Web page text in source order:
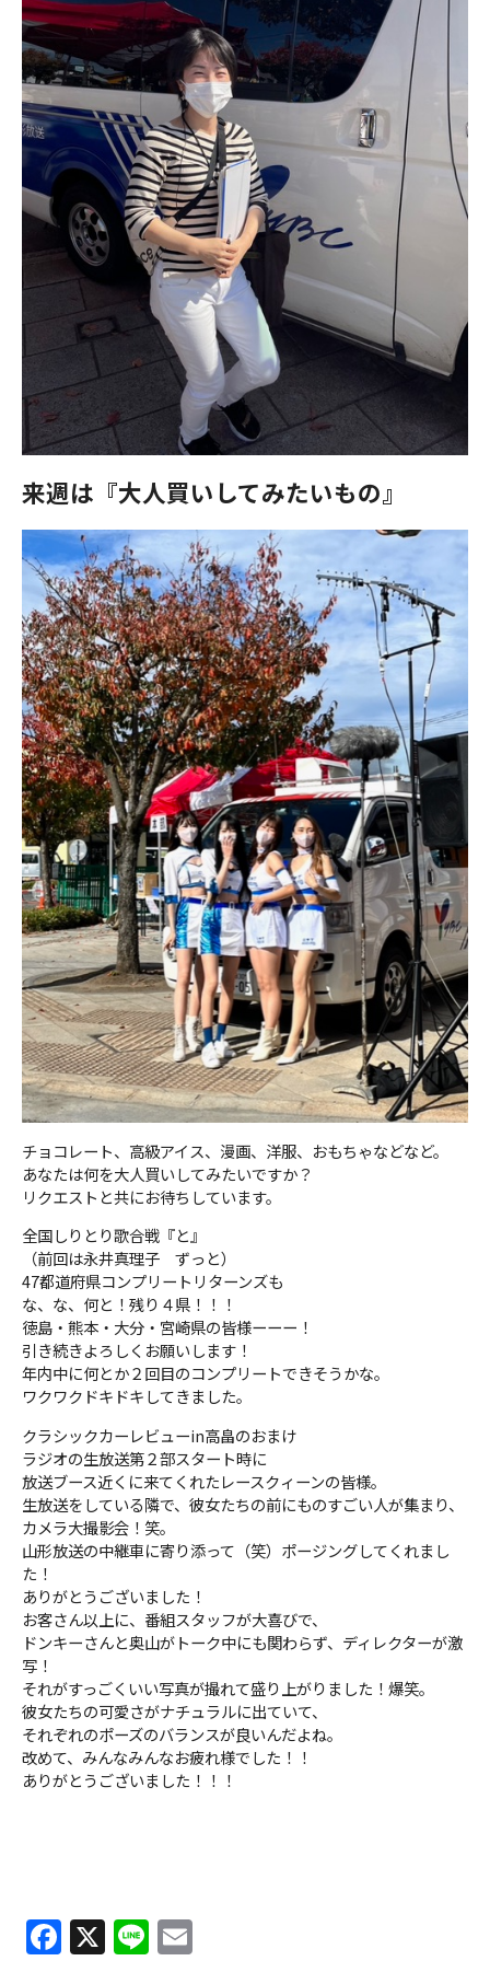
来週は『大人買いしてみたいもの』
チョコレート、高級アイス、漫画、洋服、おもちゃなどなど。
あなたは何を大人買いしてみたいですか？
リクエストと共にお待ちしています。
全国しりとり歌合戦『と』
（前回は永井真理子 ずっと）
47都道府県コンプリートリターンズも
な、な、何と！残り４県！！！
徳島・熊本・大分・宮崎県の皆様ーーー！
引き続きよろしくお願いします！
年内中に何とか２回目のコンプリートできそうかな。
ワクワクドキドキしてきました。
クラシックカーレビューin高畠のおまけ
ラジオの生放送第２部スタート時に
放送ブース近くに来てくれたレースクィーンの皆様。
生放送をしている隣で、彼女たちの前にものすごい人が集まり、
カメラ大撮影会！笑。
山形放送の中継車に寄り添って（笑）ポージングしてくれまし
た！
ありがとうございました！
お客さん以上に、番組スタッフが大喜びで、
ドンキーさんと奥山がトーク中にも関わらず、ディレクターが激
写！
それがすっごくいい写真が撮れて盛り上がりました！爆笑。
彼女たちの可愛さがナチュラルに出ていて、
それぞれのポーズのバランスが良いんだよね。
改めて、みんなみんなお疲れ様でした！！
ありがとうございました！！！
F X Li